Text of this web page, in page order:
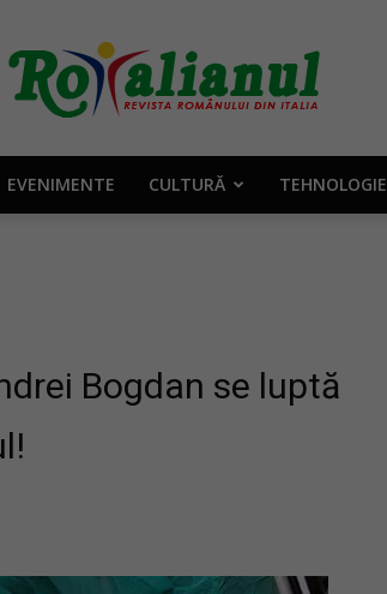
Rotalianul
EVENIMENTE CULTURĂ TEHNOLOGIE
Bogdan se luptă